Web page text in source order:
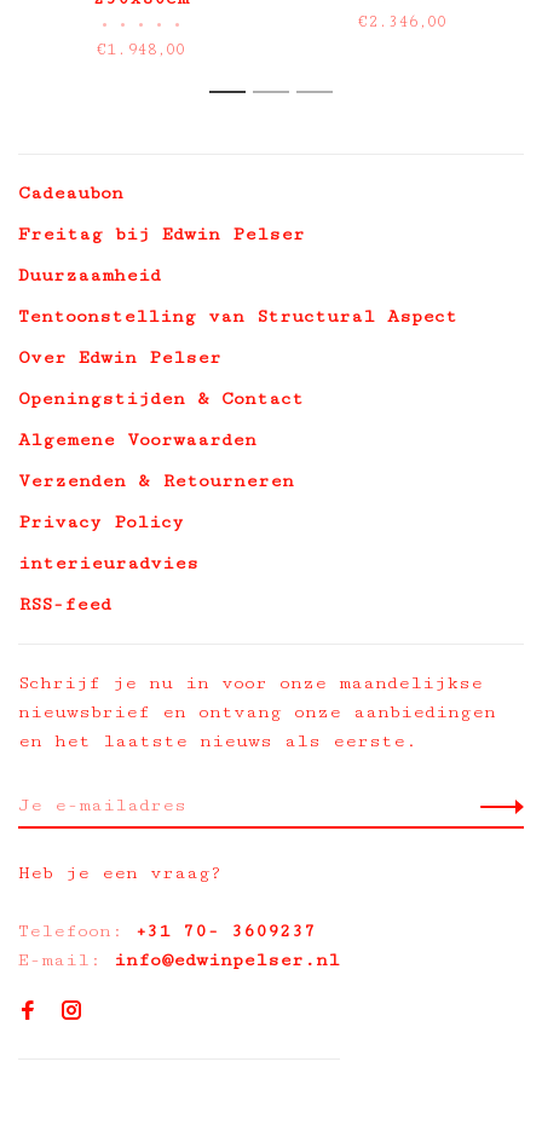
• • • • •
€1.948,00
€2.346,00
1 2 3
Cadeaubon
Freitag bij Edwin Pelser
Duurzaamheid
Tentoonstelling van Structural Aspect
Over Edwin Pelser
Openingstijden & Contact
Algemene Voorwaarden
Verzenden & Retourneren
Privacy Policy
interieuradvies
RSS-feed
Schrijf je nu in voor onze maandelijkse
nieuwsbrief en ontvang onze aanbiedingen
en het laatste nieuws als eerste.
Heb je een vraag?
Telefoon: +31 70- 3609237
E-mail:
info@edwinpelser.nl